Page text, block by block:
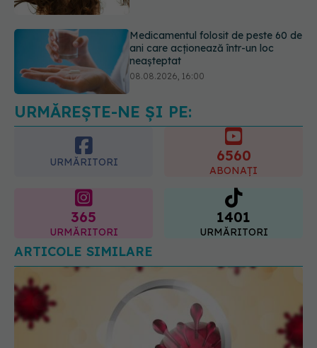
Transpirații nocturne: semnul ignorat
care poate ascunde probleme
serioase de sănătate
URMĂREȘTE-NE ȘI PE:
URMĂRITORI 6560
ABONAȚI
365
URMĂRITORI
1401
URMĂRITORI
ARTICOLE SIMILARE